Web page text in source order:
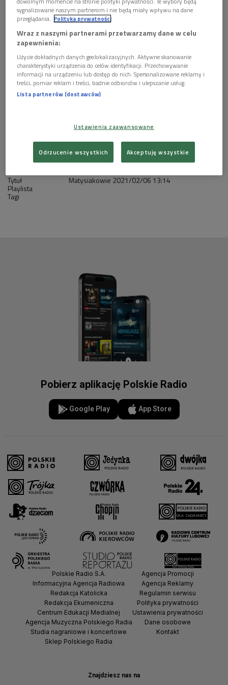
AUDIO
 26'13
Matysiakowie 6 lutego godz. 13:13
Tytuł Matysiakowie 2021/02/06 13:14
Playlista
Tagi
Pobierz aplikację Polskie Radio
Google Play App Store
Znajdziesz nas na
Polskie Radio S.A.
Informacyjna Agencja Radiowa
Redakcja Katolicka
Redakcja Ekumeniczna
Centrum Edukacji Medialnej
Agencja Muzyczna Polskiego Radia
Studia nagraniowe i koncertowe
Sklep Polskiego Radia
Agencja Promocji
Agencja Reklamy
Regulamin serwisu
Polityka prywatności
Ustawienia prywatności
Dane osobowe
Kontakt
sygnalizowane naszym partnerom i nie będą miały wpływu na dane
przeglądania.
Polityka prywatności
Wraz z naszymi partnerami przetwarzamy dane w celu
zapewnienia:
Użycie dokładnych danych geolokalizacyjnych. Aktywne skanowanie
charakterystyki urządzenia do celów identyfikacji. Przechowywanie
informacji na urządzeniu lub dostęp do nich. Spersonalizowane reklamy i
treści, pomiar reklam i treści, badnie odbiorców i ulepszanie usług.
Lista partnerów (dostawców)
Ustawienia zaawansowane
Odrzucenie wszystkich Akceptuję wszystkie